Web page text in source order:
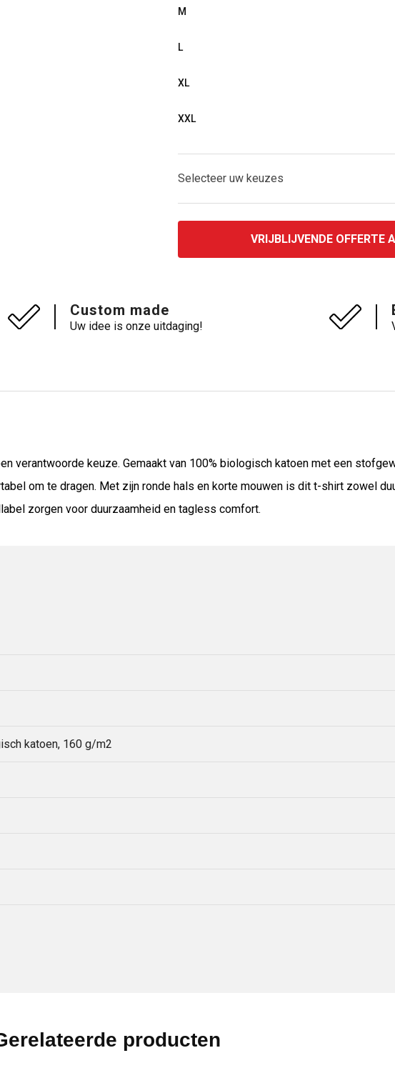
M
L
XL
XXL
Selecteer uw keuzes
VRIJBLIJVENDE OFFERTE
Custom made
Uw idee is onze uitdaging!
verantwoorde keuze. Gemaakt van 100% biologisch katoen met een
om te dragen. Met zijn ronde hals en korte mouwen is dit t-shirt zowel
zorgen voor duurzaamheid en tagless comfort.
katoen, 160 g/m2
producten